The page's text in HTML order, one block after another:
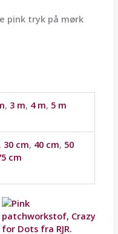
pink tryk på mørk
, 3 m, 4 m, 5 m
, 30 cm, 40 cm, 50
cm
vare